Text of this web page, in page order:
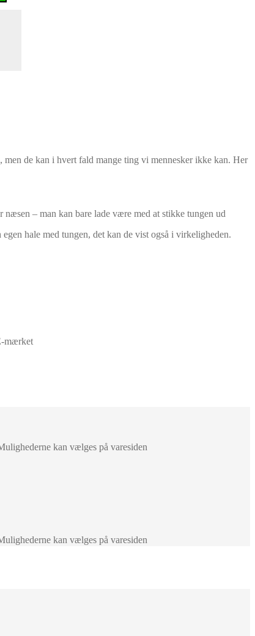
de kan i hvert fald mange ting vi mennesker ikke kan. Her
– man kan bare lade være med at stikke tungen ud
hale med tungen, det kan de vist også i virkeligheden.
mærket
kan vælges på varesiden
kan vælges på varesiden